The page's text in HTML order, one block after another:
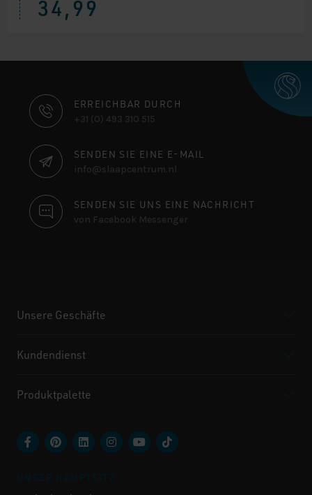
34,99
KONTAKTINFORMATIONEN
ERREICHBAR DURCH
+31 (0) 493 310 515
SENDEN SIE EINE E-MAIL
info@slaapcentrum.nl
SENDEN SIE UNS EINE NACHRICHT
von Facebook Messenger
Unsere Geschäfte
Kundendienst
Produktpalette